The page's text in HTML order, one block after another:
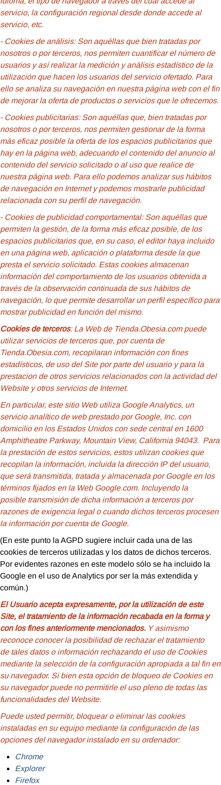
servicio, la configuración regional desde donde accede al
servicio, etc.
- Cookies de análisis: Son aquéllas que bien tratadas por
nosotros o por terceros, nos permiten cuantificar el número de
usuarios y así realizar la medición y análisis estadístico de la
utilización que hacen los usuarios del servicio ofertado. Para
ello se analiza su navegación en nuestra página web con el fin
de mejorar la oferta de productos o servicios que le ofrecemos.
- Cookies publicitarias: Son aquéllas que, bien tratadas por
nosotros o por terceros, nos permiten gestionar de la forma
más eficaz posible la oferta de los espacios publicitarios que
hay en la página web, adecuando el contenido del anuncio al
contenido del servicio solicitado o al uso que realice de
nuestra página web. Para ello podemos analizar sus hábitos
de navegación en Internet y podemos mostrarle publicidad
relacionada con su perfil de navegación.
- Cookies de publicidad comportamental: Son aquéllas que
permiten la gestión, de la forma más eficaz posible, de los
espacios publicitarios que, en su caso, el editor haya incluido
en una página web, aplicación o plataforma desde la que
presta el servicio solicitado. Estas cookies almacenan
información del comportamiento de los usuarios obtenida a
través de la observación continuada de sus hábitos de
navegación, lo que permite desarrollar un perfil específico para
mostrar publicidad en función del mismo.
Cookies de terceros: La Web de Tienda.Obesia.com puede
utilizar servicios de terceros que, por cuenta de
Tienda.Obesia.com, recopilaran información con fines
estadísticos, de uso del Site por parte del usuario y para la
prestacion de otros servicios relacionados con la actividad del
Website y otros servicios de Internet.
En particular, este sitio Web utiliza Google Analytics, un
servicio analítico de web prestado por Google, Inc. con
domicilio en los Estados Unidos con sede central en 1600
Amphitheatre Parkway, Mountain View, California 94043. Para
la prestación de estos servicios, estos utilizan cookies que
recopilan la información, incluida la dirección IP del usuario,
que será transmitida, tratada y almacenada por Google en los
términos fijados en la Web Google.com. Incluyendo la
posible transmisión de dicha información a terceros por
razones de exigencia legal o cuando dichos terceros procesen
la información por cuenta de Google.
(En este punto la AGPD sugiere incluir cada una de las
cookies de terceros utilizadas y los datos de dichos terceros.
Por evidentes razones en este modelo sólo se ha incluido la
Google en el uso de Analytics por ser la más extendida y
común.)
El Usuario acepta expresamente, por la utilización de este
Site, el tratamiento de la información recabada en la forma y
con los fines anteriormente mencionados. Y asimismo
reconoce conocer la posibilidad de rechazar el tratamiento
de tales datos o información rechazando el uso de Cookies
mediante la selección de la configuración apropiada a tal fin en
su navegador. Si bien esta opción de bloqueo de Cookies en
su navegador puede no permitirle el uso pleno de todas las
funcionalidades del Website.
Puede usted permitir, bloquear o eliminar las cookies
instaladas en su equipo mediante la configuración de las
opciones del navegador instalado en su ordenador:
Chrome
Explorer
Firefox